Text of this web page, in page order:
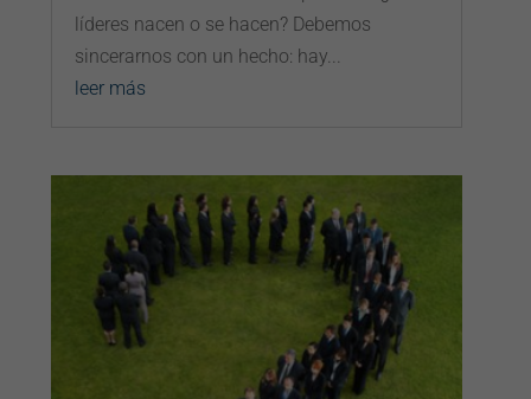
líderes nacen o se hacen? Debemos
sincerarnos con un hecho: hay...
leer más